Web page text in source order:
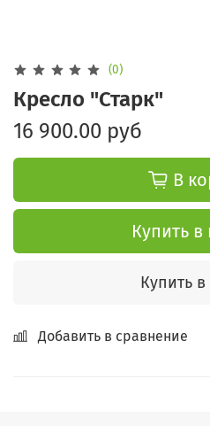
(0)
Кресло "Старк"
16 900.00 руб
В
Купить в
Купить в
Добавить в сравнение